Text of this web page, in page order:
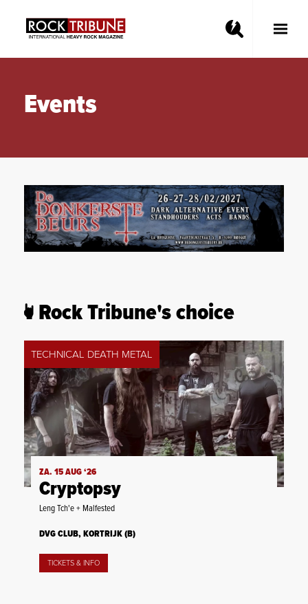
Toggle
Events
Rock Tribune's choice
TECHNICAL DEATH METAL
ZA. 15 AUG ‘26
Cryptopsy
Leng Tch'e + Malfested
DVG CLUB, KORTRIJK (B)
TICKETS & INFO